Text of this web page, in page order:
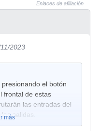
Enlaces de afiliación
2023
el botón
frontal de estas
las entradas del
salidas.
más